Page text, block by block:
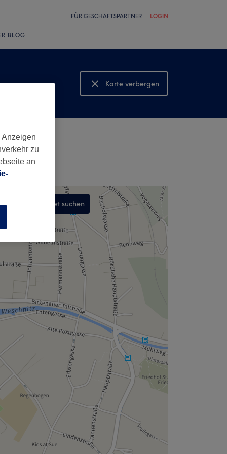
FÜR GESCHÄFTSPARTNER LOGIN
BLOG
Karte verbergen
Karte anzeigen
In diesem Gebiet suchen
zu
an